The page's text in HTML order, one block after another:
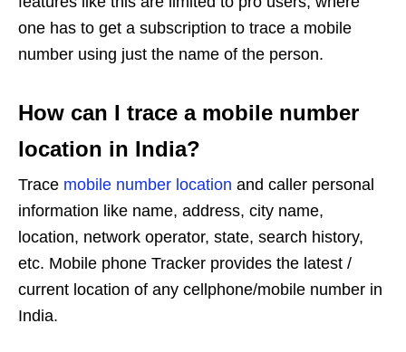
one has to get a subscription to trace a mobile
number using just the name of the person.
How can I trace a mobile number
location in India?
Trace mobile number location and caller personal
information like name, address, city name,
location, network operator, state, search history,
etc. Mobile phone Tracker provides the latest /
current location of any cellphone/mobile number in
India.